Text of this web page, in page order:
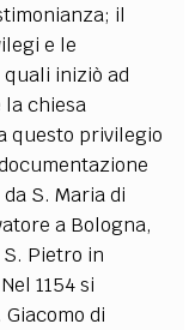
il
e le
iniziò ad
chiesa
questo privilegio
S. Maria di
a Bologna,
Pietro in
1154 si
di